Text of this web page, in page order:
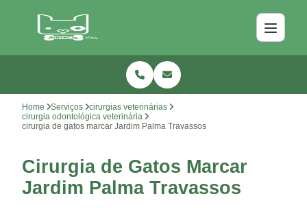
Home Serviços
cirurgias veterinárias
cirurgia odontológica veterinária
cirurgia de gatos marcar Jardim Palma Travassos
Cirurgia de Gatos Marcar
Jardim Palma Travassos